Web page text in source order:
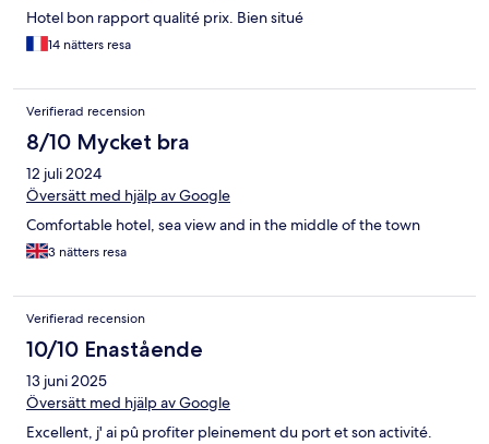
Hotel bon rapport qualité prix. Bien situé
14 nätters resa
Verifierad recension
8/10 Mycket bra
12 juli 2024
Översätt med hjälp av Google
Comfortable hotel, sea view and in the middle of the town
3 nätters resa
Verifierad recension
10/10 Enastående
13 juni 2025
Översätt med hjälp av Google
Excellent, j' ai pû profiter pleinement du port et son activité.